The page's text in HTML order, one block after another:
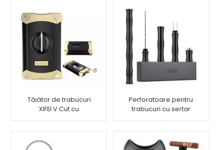
Tăiător de trabucuri
XIFEI V Cut cu
Perforatoare pentru
trabucuri cu sertar